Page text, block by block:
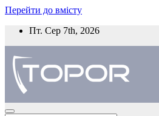
Перейти до вмісту
Пт. Сер 7th, 2026